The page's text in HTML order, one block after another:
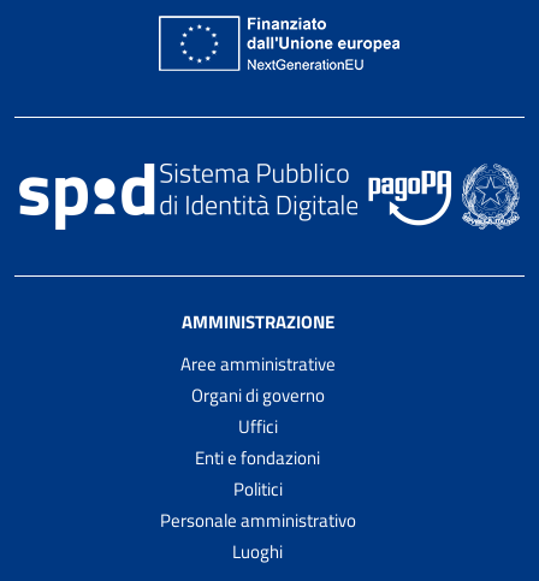
AMMINISTRAZIONE
Aree amministrative
Organi di governo
Uffici
Enti e fondazioni
Politici
Personale amministrativo
Luoghi